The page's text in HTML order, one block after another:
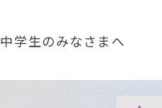
中学生のみなさまへ